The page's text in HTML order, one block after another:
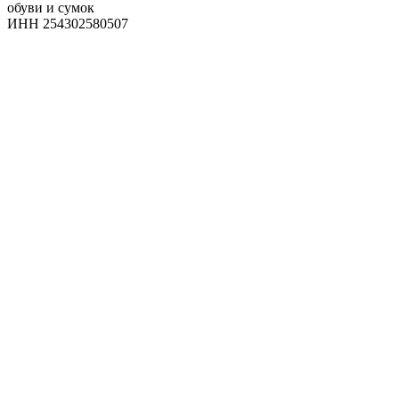
обуви и сумок
ИНН 254302580507